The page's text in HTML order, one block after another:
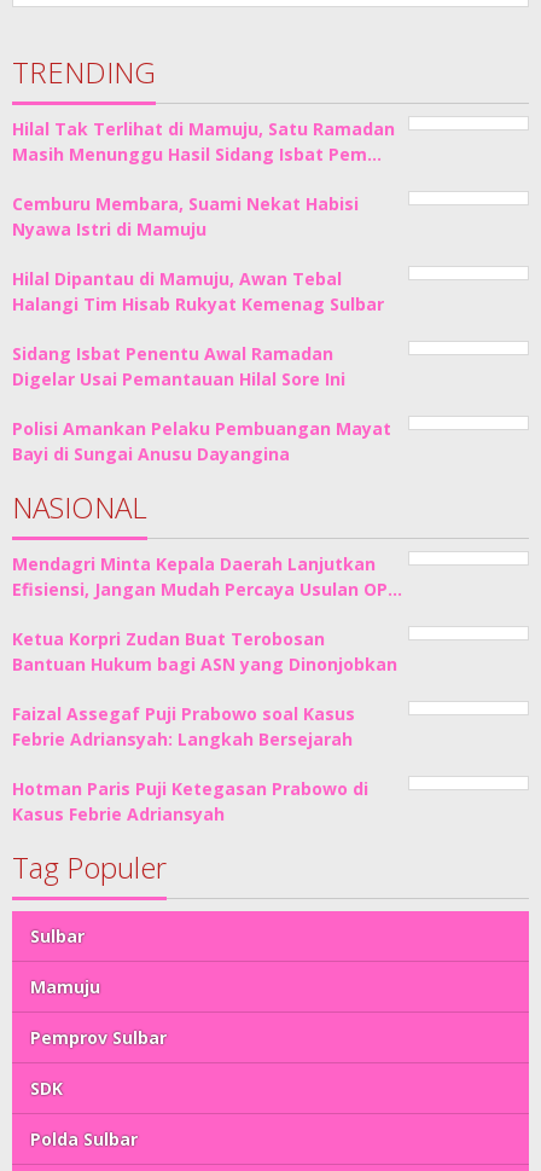
TRENDING
Hilal Tak Terlihat di Mamuju, Satu Ramadan
Masih Menunggu Hasil Sidang Isbat Pem…
Cemburu Membara, Suami Nekat Habisi
Nyawa Istri di Mamuju
Hilal Dipantau di Mamuju, Awan Tebal
Halangi Tim Hisab Rukyat Kemenag Sulbar
Sidang Isbat Penentu Awal Ramadan
Digelar Usai Pemantauan Hilal Sore Ini
Polisi Amankan Pelaku Pembuangan Mayat
Bayi di Sungai Anusu Dayangina
NASIONAL
Mendagri Minta Kepala Daerah Lanjutkan
Efisiensi, Jangan Mudah Percaya Usulan OP…
Ketua Korpri Zudan Buat Terobosan
Bantuan Hukum bagi ASN yang Dinonjobkan
Faizal Assegaf Puji Prabowo soal Kasus
Febrie Adriansyah: Langkah Bersejarah
Hotman Paris Puji Ketegasan Prabowo di
Kasus Febrie Adriansyah
Tag Populer
Sulbar
Mamuju
Pemprov Sulbar
SDK
Polda Sulbar